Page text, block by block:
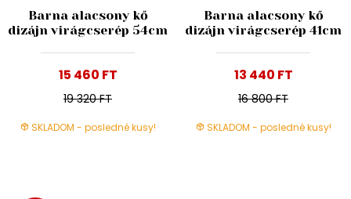
Barna alacsony kő
dizájn virágcserép 54cm
15 460 FT
19 320 FT
SKLADOM - posledné kusy!
Barna alacsony kő
dizájn virágcserép 41cm
13 440 FT
16 800 FT
SKLADOM - posledné kusy!